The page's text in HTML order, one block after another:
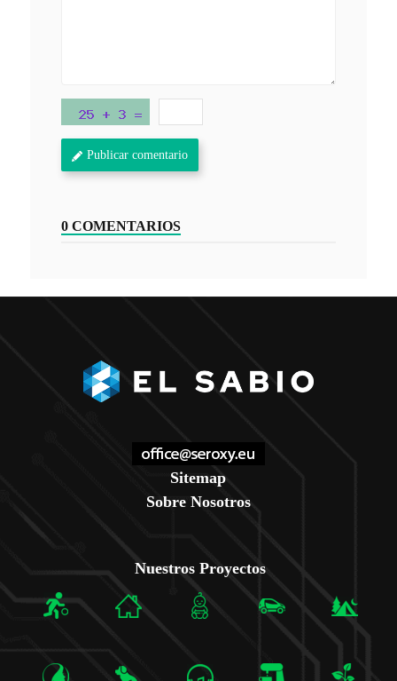
Publicar comentario
0 COMENTARIOS
Sitemap
Sobre Nosotros
Nuestros Proyectos